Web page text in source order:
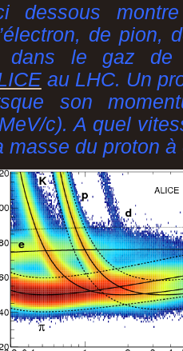
dessous
de pion,
dans le gaz
au LHC. Un
son
c). A quel
masse du proton